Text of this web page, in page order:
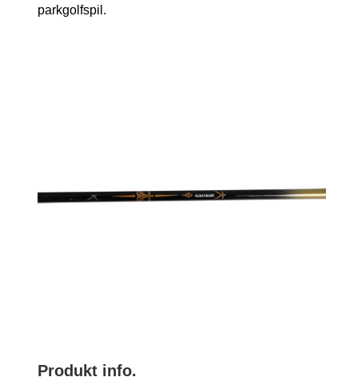
parkgolfspil.
Produkt info.